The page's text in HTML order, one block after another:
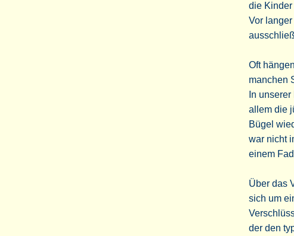
die Kinder
Vor
Oft
manchen
In
allem die
Bügel
war nicht
einem
Über das
sich um
der den